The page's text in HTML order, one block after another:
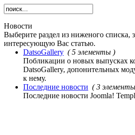
Новости
Выберите раздел из ниженого списка,
интересующую Вас статью.
DatsoGallery ( 5 элементы )
Побликации о новых выпусках
DatsoGallery, допонительных
к нему.
Последние новости ( 3
Последние новости Joomla!